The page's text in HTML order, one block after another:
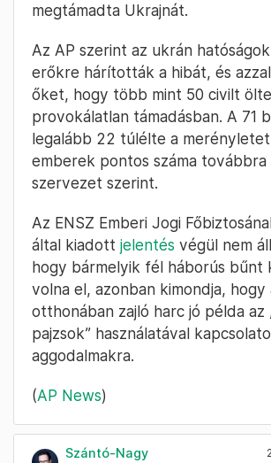
megtámadta Ukrajnát.
Az AP szerint az ukrán
erőkre hárították a hibát, és
őket, hogy több mint 50 civilt
provokálatlan támadásban. A 71
legalább 22 túlélte a
emberek pontos száma továbbra
szervezet szerint.
Az ENSZ Emberi Jogi
által kiadott jelentés végül nem
hogy bármelyik fél háborús
volna el, azonban kimondja, hogy
otthonában zajló harc jó példa az
pajzsok” használatával
aggodalmakra.
(AP News)
Szántó-Nagy